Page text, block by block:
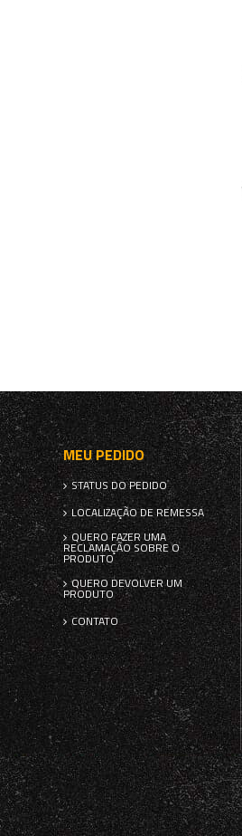
MEU PEDIDO
STATUS DO PEDIDO
LOCALIZAÇÃO DE REMESSA
QUERO FAZER UMA
RECLAMAÇÃO SOBRE O
PRODUTO
QUERO DEVOLVER UM
PRODUTO
CONTATO